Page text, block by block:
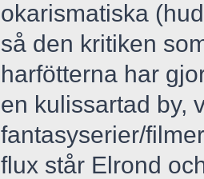
okarismatiska
så den kritiken
harfötterna har
en kulissartad by,
fantasyserier/
flux står Elrond